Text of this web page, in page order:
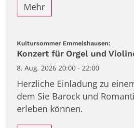
Mehr
Kultursommer Emmelshausen:
Konzert für Orgel und
8. Aug. 2026 20:00 - 22:00
Herzliche Einladung zu
dem Sie Barock und
erleben können.